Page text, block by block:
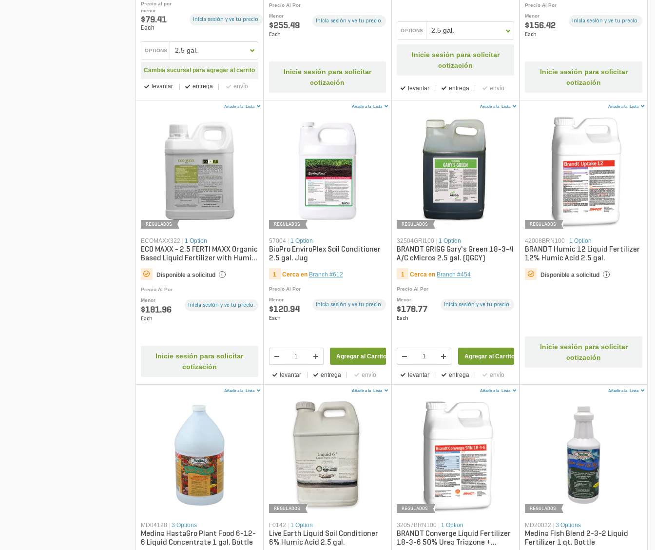
Precio al por
menor
$79.41
Each
Inicia sesión y ve tu precio.
OPTIONS 2.5 gal.
Cambia sucursal para agregar al carrito
levantar entrega envío
Precio Al Por
Menor
$255.49
Each
Inicia sesión y ve tu precio.
Inicie sesión para solicitar
cotización
OPTIONS 2.5 gal.
Inicie sesión para solicitar
cotización
levantar entrega envío
Precio Al Por
Menor
$156.42
Each
Inicia sesión y ve tu precio.
Inicie sesión para solicitar
cotización
Añadir a la Lista
REGULADOS
ECOMAXX322 1 Option
ECO MAXX - 2.5 FERTI MAXX Organic
Based Liquid Fertilizer with Humic,
Fulvic, & Mycor...
Disponible a solicitud i
Precio Al Por
Menor
$181.96
Each
Inicia sesión y ve tu precio.
Inicie sesión para solicitar
cotización
Añadir a la Lista
REGULADOS
57004 1 Option
BioPro EnviroPlex Soil Conditioner
2.5 gal. Jug
1 Cerca en Branch #612
Precio Al Por
Menor
$120.94
Each
Inicia sesión y ve tu precio.
Agregar al Carrito
levantar entrega envío
Añadir a la Lista
REGULADOS
32504GRI100 1 Option
BRANDT GRIGG Gary's Green 18-3-4
A/C cMicros 2.5 gal. (QGCY)
1 Cerca en Branch #454
Precio Al Por
Menor
$178.77
Each
Inicia sesión y ve tu precio.
Agregar al Carrito
levantar entrega envío
Añadir a la Lista
REGULADOS
42008BRN100 1 Option
BRANDT Humic 12 Liquid Fertilizer
12% Humic Acid 2.5 gal.
Disponible a solicitud i
Inicie sesión para solicitar
cotización
Añadir a la Lista
MD04128 3 Options
Medina HastaGro Plant Food 6-12-
6 Liquid Concentrate 1 gal. Bottle
Añadir a la Lista
REGULADOS
F0142 1 Option
Live Earth Liquid Soil Conditioner
6% Humic Acid 2.5 gal.
Añadir a la Lista
REGULADOS
32057BRN100 1 Option
BRANDT Converge Liquid Fertilizer
18-3-6 50% Urea Triazone +
Añadir a la Lista
REGULADOS
MD20032 3 Options
Medina Fish Blend 2-3-2 Liquid
Fertilizer 1 qt. Bottle